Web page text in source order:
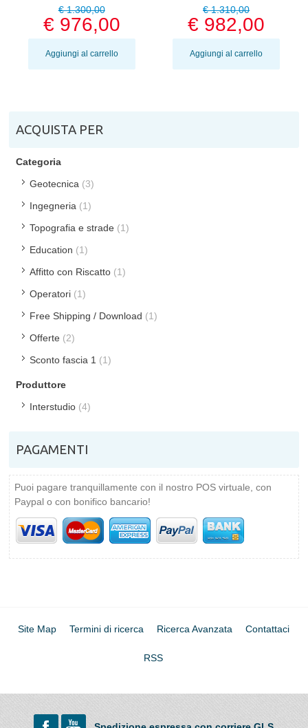
€ 1.300,00
€ 976,00
Aggiungi al carrello
€ 1.310,00
€ 982,00
Aggiungi al carrello
ACQUISTA PER
Categoria
Geotecnica (3)
Ingegneria (1)
Topografia e strade (1)
Education (1)
Affitto con Riscatto (1)
Operatori (1)
Free Shipping / Download (1)
Offerte (2)
Sconto fascia 1 (1)
Produttore
Interstudio (4)
PAGAMENTI
Puoi pagare tranquillamente con il nostro POS virtuale, con
Paypal o con bonifico bancario!
Site Map Termini di ricerca Ricerca Avanzata Contattaci
RSS